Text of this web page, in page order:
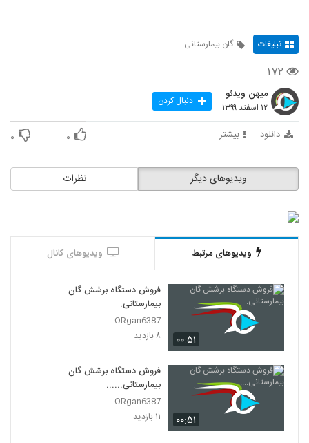
تبلیغات گان بیمارستانی
۱۷۲
میهن ویدئو
۱۲ اسفند ۱۳۹۹ دنبال کردن
دانلود بیشتر ۰ ۰
نظرات ویدیوهای دیگر
ویدیوهای مرتبط ویدیوهای کانال
۰۰:۵۱
فروش دستگاه برشش گان
بیمارستانی.
ORgan6387
۸ بازدید
۰۰:۵۱
فروش دستگاه برشش گان
بیمارستانی......
ORgan6387
۱۱ بازدید